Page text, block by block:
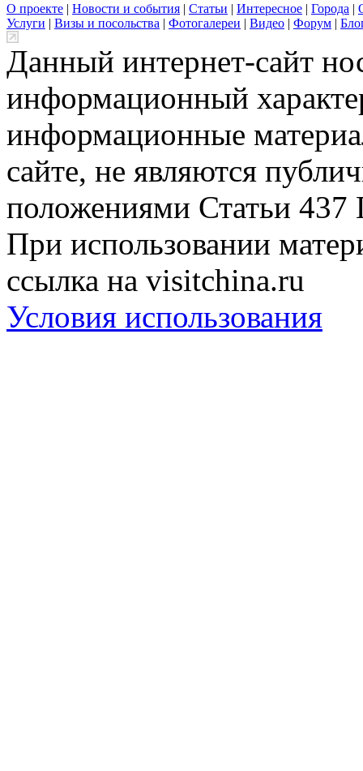
О проекте | Новости и события | Статьи | Интересное | Города |
Услуги | Визы и посольства | Фотогалереи | Видео | Форум |
Данный интернет-сайт
информационный
информационные
сайте, не являются
положениями Статьи 437
При использовании
ссылка на visitchina.ru
Условия использования